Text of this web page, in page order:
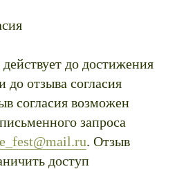
до достижения
до отзыва согласия
согласия возможен
запроса
. Отзыв
доступ